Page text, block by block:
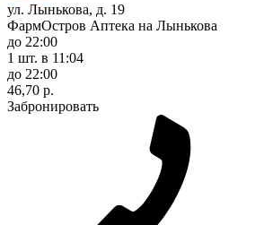
ул. Лынькова, д. 19
ФармОстров Аптека на Лынькова
до 22:00
1 шт. в 11:04
до 22:00
46,70 р.
Забронировать